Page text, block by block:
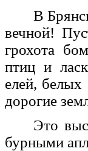
В
вечной!
грохота
птиц и
елей,
дорогие
Это
бурными